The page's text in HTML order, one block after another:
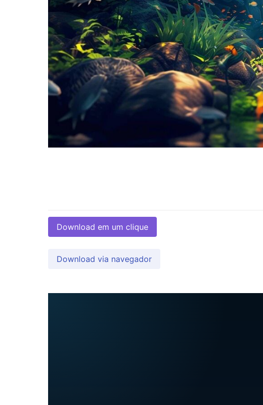
Download em um clique
Download via navegador